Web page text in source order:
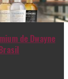
de Dwayne